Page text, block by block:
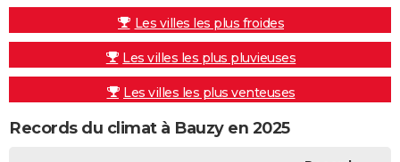
Les villes les plus froides
Les villes les plus pluvieuses
Les villes les plus venteuses
Records du climat à Bauzy en 2025